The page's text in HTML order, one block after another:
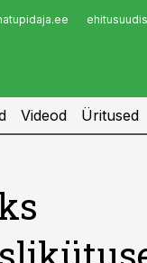
Videod Üritused